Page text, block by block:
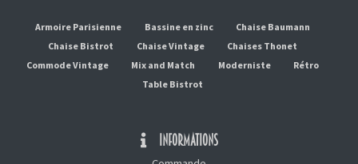
Armoire Parisienne Bassine en zinc
Chaise Baumann
Chaise Bistrot
Chaise Vintage
Chaises Thonet
Commode Vintage
Mix and Match Moderniste
Rétro
Table Bistrot
INFORMATIONS